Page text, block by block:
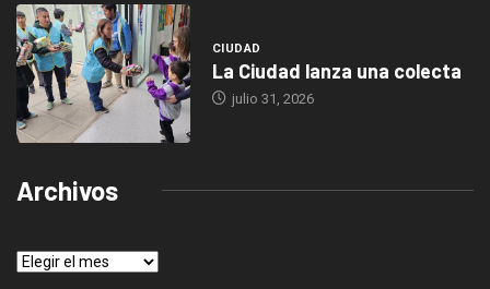
CIUDAD
La Ciudad lanza una colecta
julio 31, 2026
Archivos
Archivos